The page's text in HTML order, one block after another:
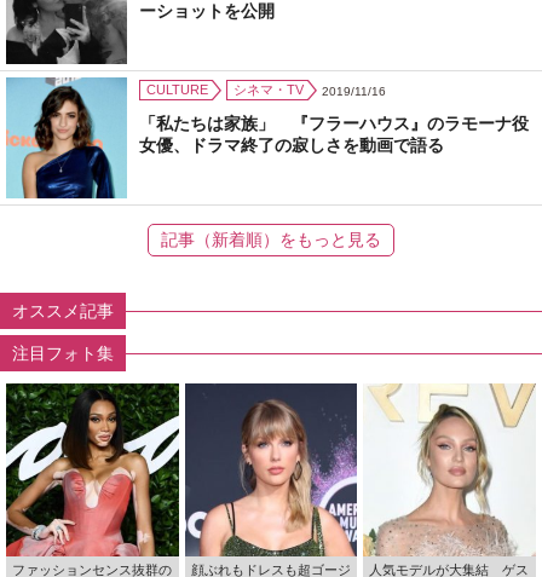
ーショットを公開
CULTURE シネマ・TV 2019/11/16
「私たちは家族」 『フラーハウス』のラモーナ役
女優、ドラマ終了の寂しさを動画で語る
記事（新着順）をもっと見る
オススメ記事
注目フォト集
ファッションセンス抜群の
顔ぶれもドレスも超ゴージ
人気モデルが大集結 ゲス